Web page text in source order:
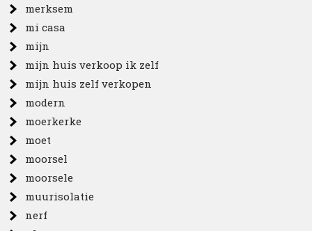
merksem
mi casa
mijn
mijn huis verkoop ik zelf
mijn huis zelf verkopen
modern
moerkerke
moet
moorsel
moorsele
muurisolatie
nerf